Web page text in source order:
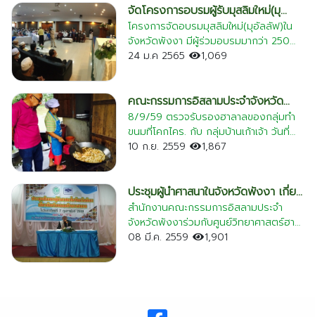
ตรัง
นครนายก
นครศรีธรรมราช
นราธิวาส
ประจวบคีรีขันธ์
ปัตตานี
พังงา
พัทลุง
ภูเก็ต
ยะลา
ระนอง
สตูล
ถัมภ์ฯ ในวันจันทร์ที่ ๑๕ กันยายน ๒๕๖๘
เวลา ๑๐.๐๐ น. ณ ห้องประชุมปันหยี
โรงแรมภูงา อำเภอเมืองพังงา จังหวัด
พังงา โดยมีนายอารีย์ วงศ์อารยะ ประธาน
บุญญะโสภัต เลขาธิการมูลนิธิสานใจไทย สู่
ใจใต้ กล่าวรายงาน และนายไพรัตน์ เพชร
ยวน ผู้ว่าราชการจังหวัดพังงา กล่าว
ต้อนรับ การปฐมนิเทศในครั้งนี้ เพื่อสร้าง
ในครอบครัว เพื่อให้เยาวชนได้มีโอกาสเรียน
รู้ประสบการณ์จากการทำกิจกรรมด้วยกัน
เรียนรู้การอยู่ร่วมกันในสังคมพหุ
วัฒนธรรมบนความหลากหลายอย่างมี
ความสุข อันจะเป็นแรงบันดาลใจให้เยาวชน
จัดโครงการอบรมผู้รับมุสลิมใหม่(มุ
อัลลัฟ)ในจังหวัดพังงา
โครงการจัดอบรมมุสลิมใหม่(มุอัลลัฟ)ใน
จังหวัดพังงา มีผู้ร่วมอบรมมากว่า 250
คน จัดขึ้นที่โรงแรมภูงา ต.ตากแดด
เป็นประธานพิธีเปิดโครงการฯ นายจรัญ
ปรางสุวรรณ์ ผอ. กองการศึกษาฯ รักษา
ราชการแทนปลัด อบจ. กล่าวรายงาน
วิทยากรบรรยายในหัวข้อหลักปฏิบัติตนใน
ประธานคณะกรรมการอิสลามประจำ
จังหวัดพัทลุง และการบรรยายในหัวข้อพื้น
ฐานอิสลามเบื้องต้นและจริยธรรมเมื่อเข้า
รับอิสลาม โดย ดร.วิสุทธิ์ บิลลาเต๊ะ
24 ม.ค 2565 1,069
คณะกรรมการอิสลามประจำจังหวัด
พังงา ตรวจฮาลาล
8/9/59 ตรวจรับรองฮาลาลของกลุ่มทำ
ขนมที่โคกไคร. กับ กลุ่มบ้านเก้าเจ้า วันที่
8/9/59 ตรวจเยี่ยมโรงงานน้ำดื่ม พี วอ
10 ก.ย. 2559 1,867
ประชุมผู้นำศาสนาในจังหวัดพังงา เกี่ยว
กับบริบทของกิจการฮาลาล
สำนักงานคณะกรรมการอิสลามประจำ
จังหวัดพังงาร่วมกับศูนย์วิทยาศาสตร์ฮา
ลาลจุฬาฯ จัดประชุมสัมมนาผู้นำศาสนาฯ
08 มี.ค. 2559 1,901